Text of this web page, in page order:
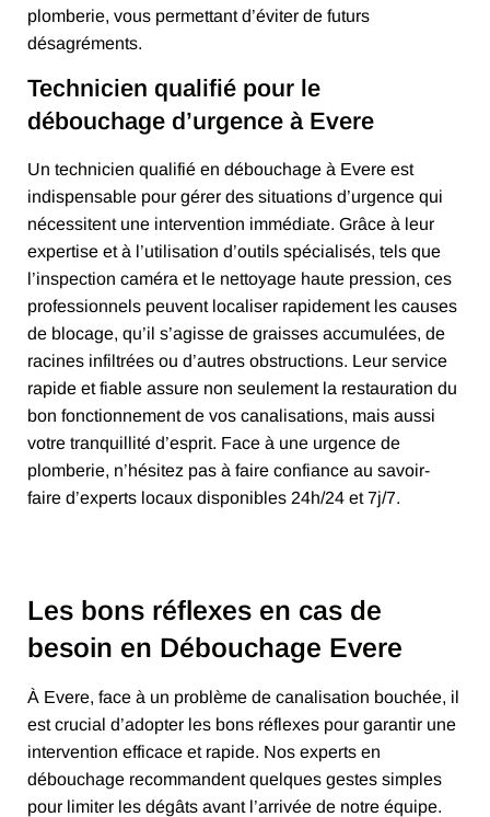
plomberie, vous permettant d’éviter de futurs
désagréments.
Technicien qualifié pour le
débouchage d’urgence à Evere
Un technicien qualifié en débouchage à Evere est
indispensable pour gérer des situations d’urgence qui
nécessitent une intervention immédiate. Grâce à leur
expertise et à l’utilisation d’outils spécialisés, tels que
l’inspection caméra et le nettoyage haute pression, ces
professionnels peuvent localiser rapidement les causes
de blocage, qu’il s’agisse de graisses accumulées, de
racines infiltrées ou d’autres obstructions. Leur service
rapide et fiable assure non seulement la restauration du
bon fonctionnement de vos canalisations, mais aussi
votre tranquillité d’esprit. Face à une urgence de
plomberie, n’hésitez pas à faire confiance au savoir-
faire d’experts locaux disponibles 24h/24 et 7j/7.
Les bons réflexes en cas de
besoin en Débouchage Evere
À Evere, face à un problème de canalisation bouchée, il
est crucial d’adopter les bons réflexes pour garantir une
intervention efficace et rapide. Nos experts en
débouchage recommandent quelques gestes simples
pour limiter les dégâts avant l’arrivée de notre équipe.